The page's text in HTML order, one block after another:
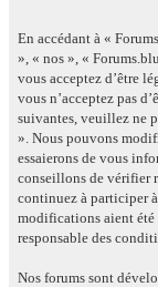
En accédant à «
», « nos », «
vous acceptez d’être
vous n’acceptez pas
suivantes, veuillez ne
». Nous pouvons
essaierons de vous
conseillons de vérifier
continuez à participer
modifications aient été
responsable des
Nos forums sont